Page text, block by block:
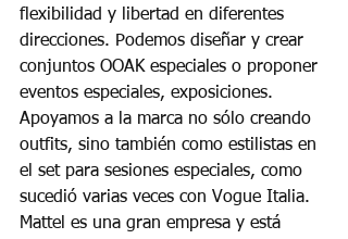
flexibilidad y libertad en diferentes
direcciones. Podemos diseñar y crear
conjuntos OOAK especiales o proponer
eventos especiales, exposiciones.
Apoyamos a la marca no sólo creando
outfits, sino también como estilistas en
el set para sesiones especiales, como
sucedió varias veces con Vogue Italia.
Mattel es una gran empresa y está